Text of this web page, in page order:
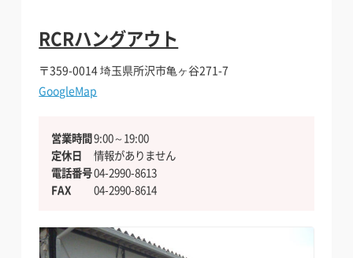
バイクを借りたい方
安全安心の個人間のシェア保険
貸したい・シェアしたい方
安全安心の個人間のシェア保険
貸したい・シェアしたい方
RCRハングアウト
〒359-0014埼玉県所沢市亀ヶ谷271-7
GoogleMap
営業時間9:00～19:00
定休日
情報がありません
電話番号04-2990-8613
FAX
04-2990-8614